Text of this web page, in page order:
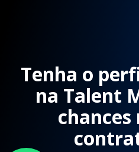
Tenha o
na Talent
chances